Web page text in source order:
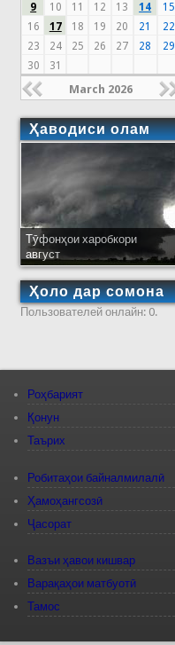
9
10 11 12 13 14
15
16
17 18 19 20 21
22
23
24 25 26 27 28
29
30
31
March 2026
Ҳаводиси олам
Тӯфонҳои харобкори
август
Ҳоло дар сомона
Пользователей онлайн: 0.
Роҳбарият
Қонун
Таърих
Робитаҳои байналмилалӣ
Ҳамоҳангсозӣ
Ҷасорат
Вазъи ҳавои кишвар
Варақаҳои матбуотӣ
Тамос